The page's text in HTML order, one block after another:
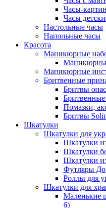
Часы-
Часы
Настольные часы
Напольные часы
Красота
Маникюрные
Маникюрные
Бритвенные
Бритвы
Помазки,
Бритвы
Шкатулки
Шкатулки для
Шкатулки
Шкатулки
Шкатулки
Футляры
Роллы для
Шкатулки для
Маленькие
6)